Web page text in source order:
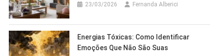
23/03/2026 Fernanda Alberici
Energias Tóxicas: Como Identificar
Emoções Que Não São Suas